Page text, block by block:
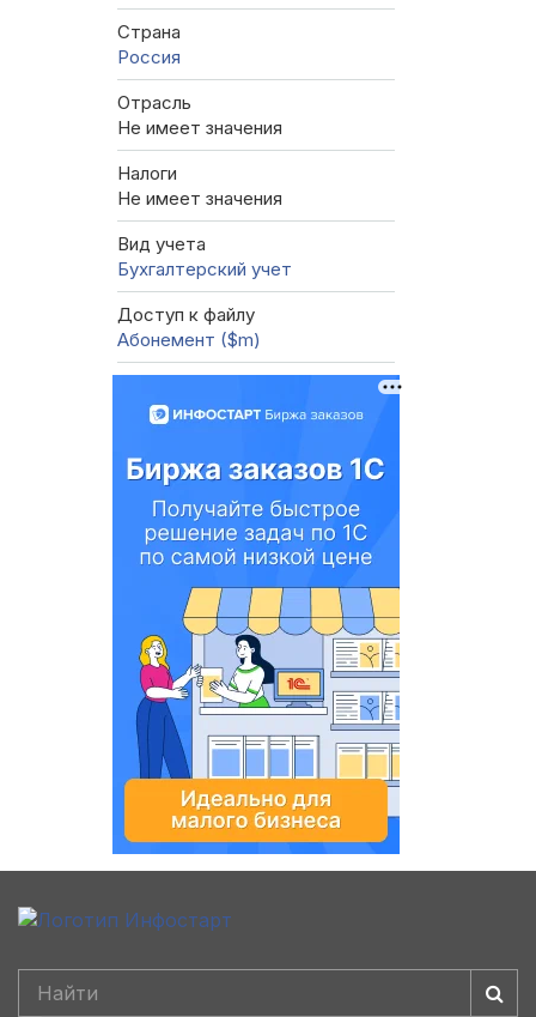
Страна
Россия
Отрасль
Не имеет значения
Налоги
Не имеет значения
Вид учета
Бухгалтерский учет
Доступ к файлу
Абонемент ($m)